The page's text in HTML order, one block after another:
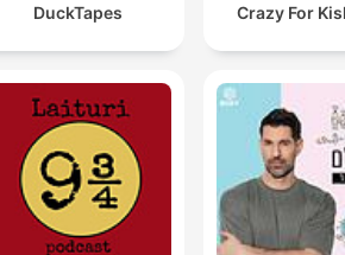
DuckTapes Crazy For